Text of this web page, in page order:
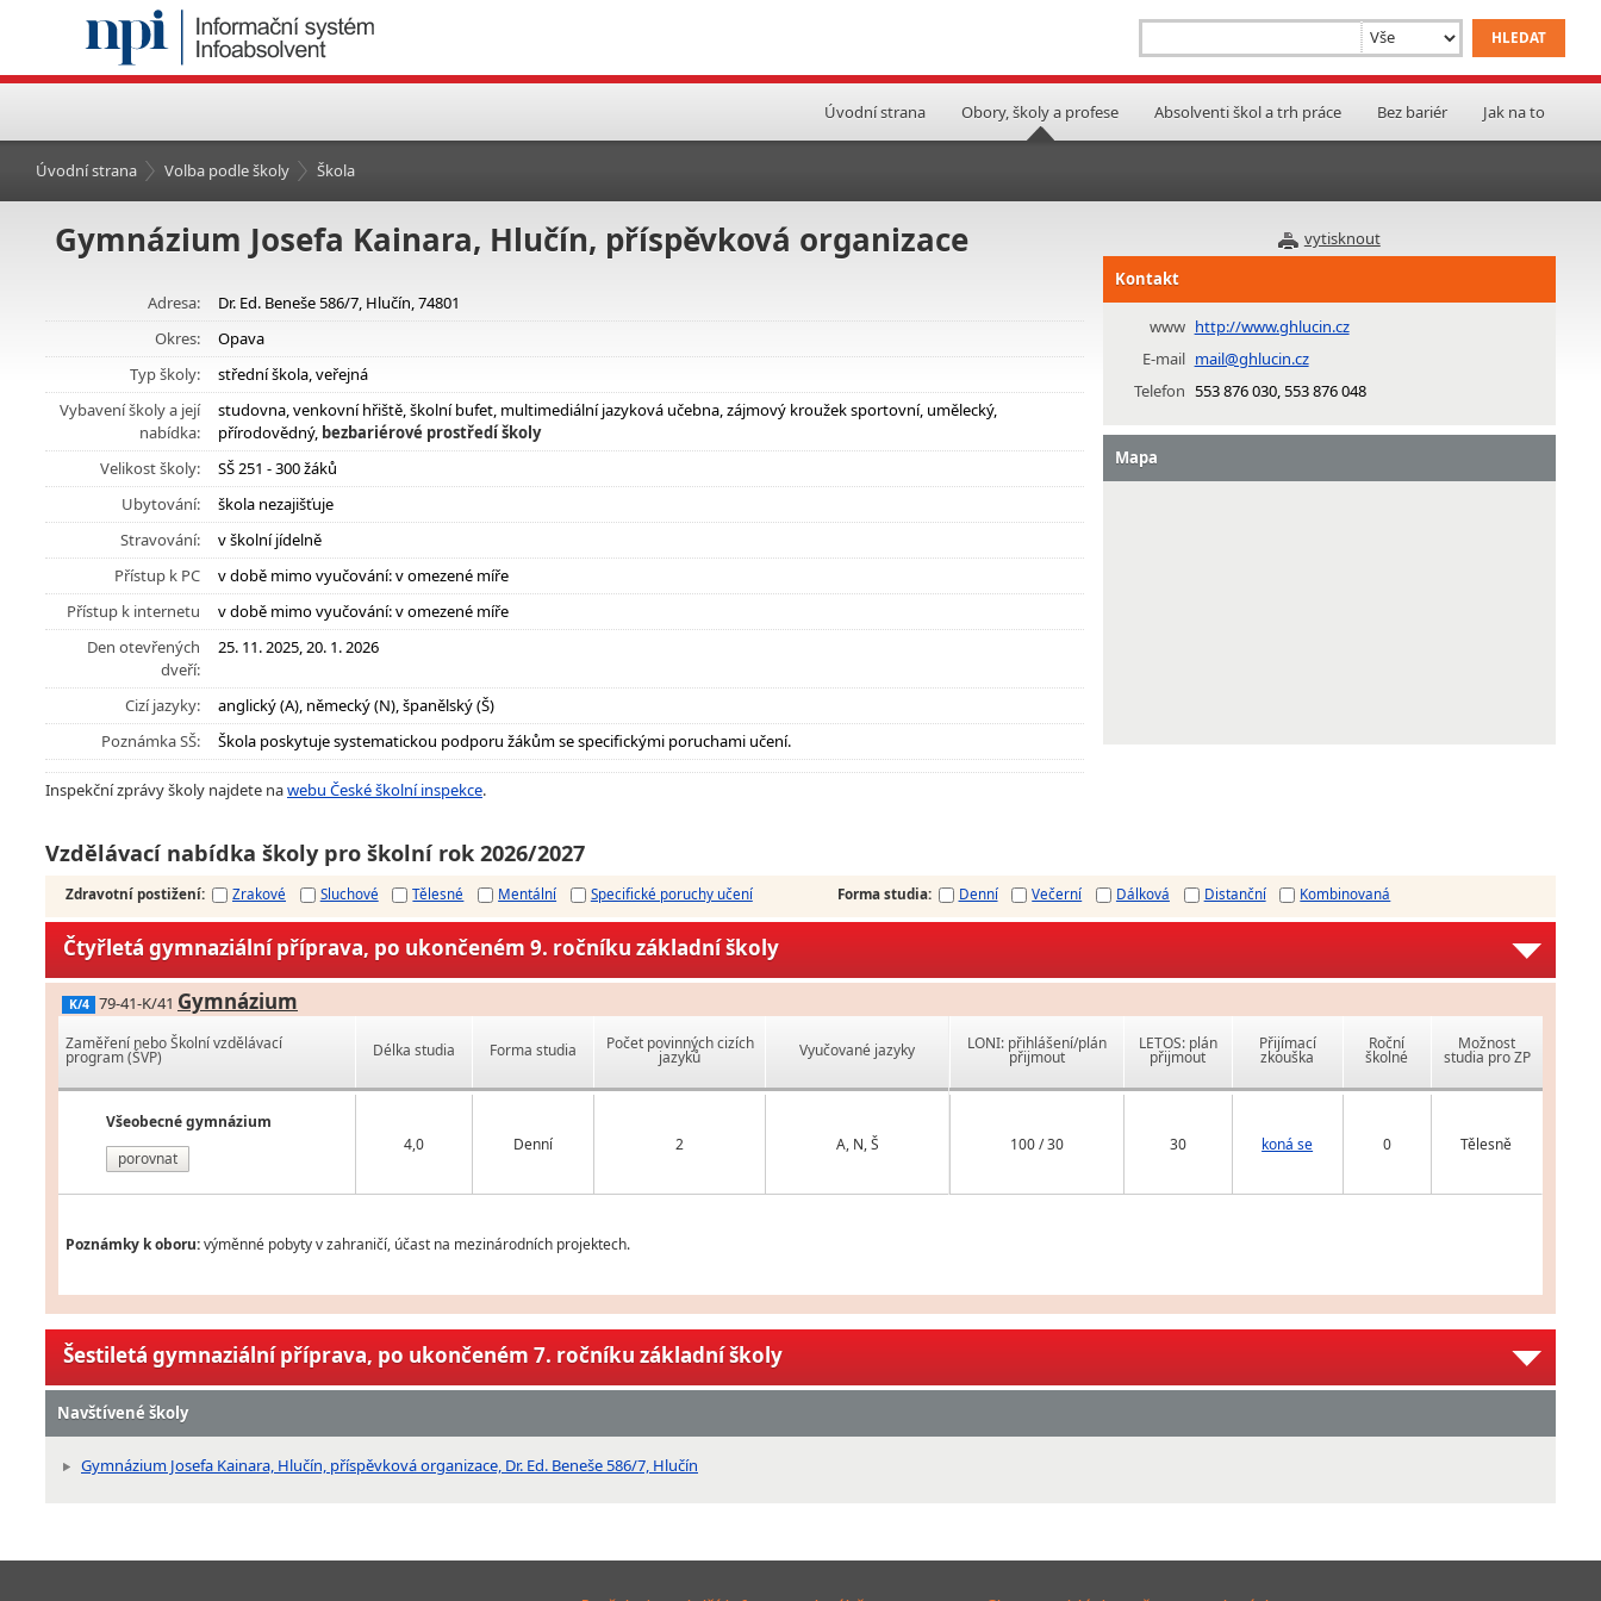
Úvodní strana Obory, školy a profese Absolventi škol a trh práce Bez bariér Jak na to
Úvodní strana Volba podle školy Škola
vytisknout
Gymnázium Josefa Kainara, Hlučín, příspěvková organizace
Adresa:
Dr. Ed. Beneše 586/7, Hlučín, 74801
Okres:
Opava
Typ školy:
střední škola, veřejná
Vybavení školy a její
nabídka:
studovna, venkovní hřiště, školní bufet, multimediální jazyková učebna, zájmový kroužek sportovní, umělecký,
přírodovědný, bezbariérové prostředí školy
Velikost školy:
SŠ 251 - 300 žáků
Ubytování:
škola nezajišťuje
Stravování:
v školní jídelně
Přístup k PC
v době mimo vyučování: v omezené míře
Přístup k internetu
v době mimo vyučování: v omezené míře
Den otevřených
dveří:
25. 11. 2025, 20. 1. 2026
Cizí jazyky:
anglický (A), německý (N), španělský (Š)
Poznámka SŠ:
Škola poskytuje systematickou podporu žákům se specifickými poruchami učení.
Inspekční zprávy školy najdete nawebu České školní inspekce.
Kontakt
www http://www.ghlucin.cz
E-mail mail@ghlucin.cz
Telefon 553 876 030, 553 876 048
Mapa
Vzdělávací nabídka školy pro školní rok 2026/2027
Zdravotní postižení: Zrakové Sluchové Tělesné Mentální Specifické poruchy učení Forma studia: Denní Večerní Dálková Distanční Kombinovaná
Čtyřletá gymnaziální příprava, po ukončeném 9. ročníku základní školy
K/4 79-41-K/41 Gymnázium
Zaměření nebo Školní vzdělávací
program (ŠVP)
Všeobecné gymnázium
porovnat
Délka studia Forma studia Počet povinných cizích
jazyků Vyučované jazyky
4,0 Denní 2 A, N, Š
LONI: přihlášení/plán
přijmout
LETOS: plán
přijmout
Přijímací
zkouška
Roční
školné
Možnost
studia pro ZP
100 / 30 30 koná se 0 Tělesně
Poznámky k oboru:výměnné pobyty v zahraničí, účast na mezinárodních projektech.
Šestiletá gymnaziální příprava, po ukončeném 7. ročníku základní školy
Navštívené školy
Gymnázium Josefa Kainara, Hlučín, příspěvková organizace, Dr. Ed. Beneše 586/7, Hlučín